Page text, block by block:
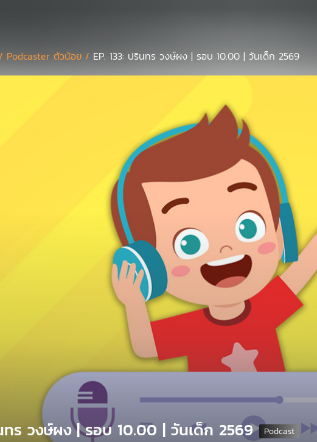
Podcaster ตัวน้อย / EP. 133: ปรินทร วงษ์ผง | รอบ 10.00 | วันเด็ก 2569
ทร วงษ์ผง | รอบ 10.00 | วันเด็ก 2569